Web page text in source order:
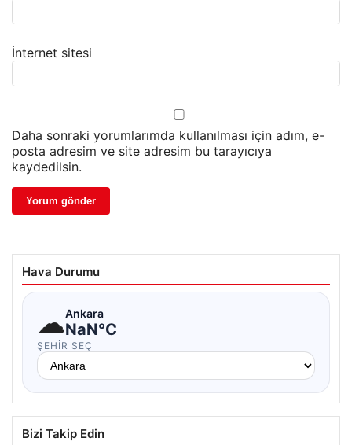
İnternet sitesi
Daha sonraki yorumlarımda kullanılması için adım, e-
posta adresim ve site adresim bu tarayıcıya
kaydedilsin.
Hava Durumu
☁Ankara
NaN°C
ŞEHIR SEÇ
Bizi Takip Edin